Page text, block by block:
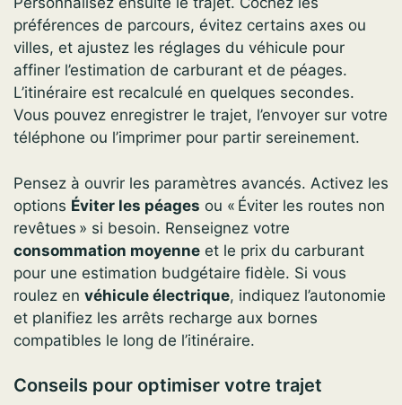
préférences de parcours, évitez certains axes ou
villes, et ajustez les réglages du véhicule pour
affiner l’estimation de carburant et de péages.
L’itinéraire est recalculé en quelques secondes.
Vous pouvez enregistrer le trajet, l’envoyer sur votre
téléphone ou l’imprimer pour partir sereinement.
Pensez à ouvrir les paramètres avancés. Activez les
options Éviter les péages ou « Éviter les routes non
revêtues » si besoin. Renseignez votre
consommation moyenne et le prix du carburant
pour une estimation budgétaire fidèle. Si vous
roulez en véhicule électrique, indiquez l’autonomie
et planifiez les arrêts recharge aux bornes
compatibles le long de l’itinéraire.
Conseils pour optimiser votre trajet